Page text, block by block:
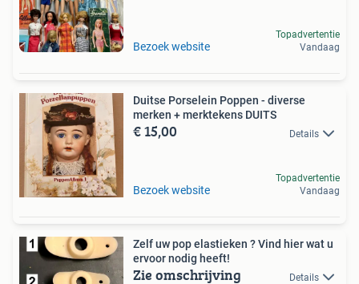
Bezoek website
Topadvertentie
Vandaag
Duitse Porselein Poppen - diverse
merken + merktekens DUITS
€ 15,00 Details
Bezoek website
Topadvertentie
Vandaag
Zelf uw pop elastieken ? Vind hier wat u
ervoor nodig heeft!
Zie omschrijving Details